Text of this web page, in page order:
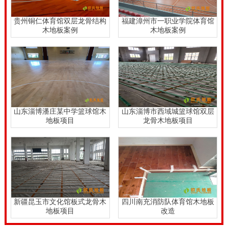
平。
贵州铜仁体育馆双层龙骨结构
木地板案例
福建漳州市一职业学院体育馆
木地板案例
山东淄博潘庄某中学篮球馆木
地板项目
山东淄博市西域城篮球馆双层
龙骨木地板项目
新疆昆玉市文化馆板式龙骨木
地板项目
四川南充消防队体育馆木地板
改造